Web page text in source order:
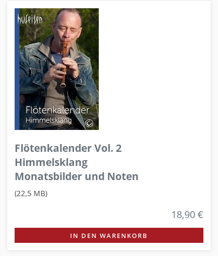
Flötenkalender Vol. 2
Himmelsklang
Monatsbilder und Noten
(22,5 MB)
18,90 €
IN DEN WARENKORB